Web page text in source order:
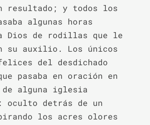
resultado; y todos los
algunas horas
Dios de rodillas que le
su auxilio. Los únicos
felices del desdichado
pasaba en oración en
alguna iglesia
detrás de un
los acres olores